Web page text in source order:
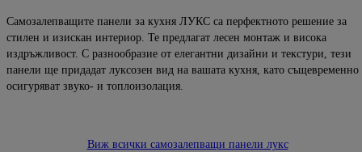
Самозалепващите панели за кухня ЛУКС са перфектното решение за
стилен и изискан интериор. Те предлагат лесен монтаж и висока
издръжливост. С разнообразие от елегантни дизайни и текстури, тези
панели ще придадат луксозен вид на вашата кухня, като същевременно
осигуряват звуко- и топлоизолация.
Виж всички самозалепващи панели лукс